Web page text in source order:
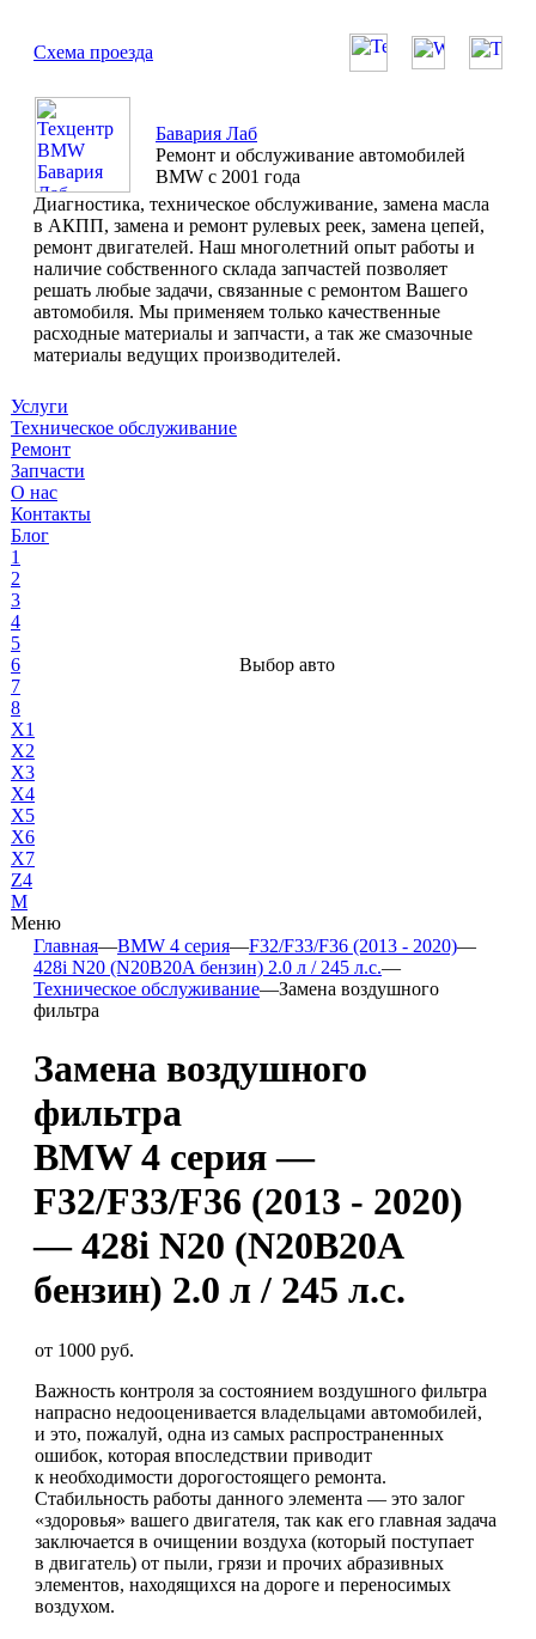
Схема проезда
Бавария Лаб
Ремонт и обслуживание автомобилей
BMW с 2001 года
Диагностика, техническое обслуживание, замена масла
в АКПП, замена и ремонт рулевых реек, замена цепей,
ремонт двигателей. Наш многолетний опыт работы и
наличие собственного склада запчастей позволяет
решать любые задачи, связанные с ремонтом Вашего
автомобиля. Мы применяем только качественные
расходные материалы и запчасти, а так же смазочные
материалы ведущих производителей.
Услуги
Техническое обслуживание
Ремонт
Запчасти
О нас
Контакты
Блог
1
2
3
4
5
6
7
8
X1
X2
X3
X4
X5
X6
X7
Z4
М
Меню
Выбор авто
Главная—BMW 4 серия—F32/F33/F36 (2013 - 2020)—
428i N20 (N20B20A бензин) 2.0 л / 245 л.с.—
Техническое обслуживание—Замена воздушного
фильтра
Замена воздушного
фильтра
BMW 4 серия —
F32/F33/F36 (2013 - 2020)
— 428i N20 (N20B20A
бензин) 2.0 л / 245 л.с.
от 1000 руб.
Важность контроля за состоянием воздушного фильтра
напрасно недооценивается владельцами автомобилей,
и это, пожалуй, одна из самых распространенных
ошибок, которая впоследствии приводит
к необходимости дорогостоящего ремонта.
Стабильность работы данного элемента — это залог
«здоровья» вашего двигателя, так как его главная задача
заключается в очищении воздуха (который поступает
в двигатель) от пыли, грязи и прочих абразивных
элементов, находящихся на дороге и переносимых
воздухом.